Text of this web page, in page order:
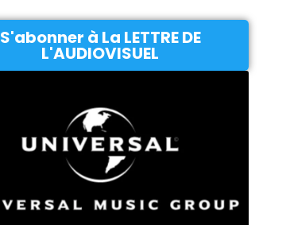
S'abonner à La LETTRE DE
L'AUDIOVISUEL